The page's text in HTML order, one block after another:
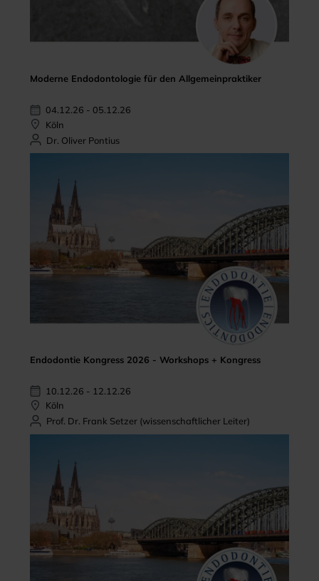
Moderne Endodontologie für den Allgemeinpraktiker
04.12.26 - 05.12.26
Köln
Dr. Oliver Pontius
Endodontie Kongress 2026 - Workshops + Kongress
10.12.26 - 12.12.26
Köln
Prof. Dr. Frank Setzer (wissenschaftlicher Leiter)